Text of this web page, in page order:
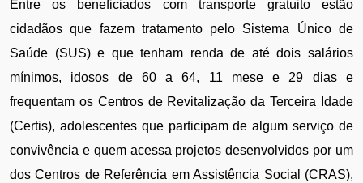
Entre os beneficiados com transporte gratuito estão
cidadãos que fazem tratamento pelo Sistema Único de
Saúde (SUS) e que tenham renda de até dois salários
mínimos, idosos de 60 a 64, 11 mese e 29 dias e
frequentam os Centros de Revitalização da Terceira Idade
(Certis), adolescentes que participam de algum serviço de
convivência e quem acessa projetos desenvolvidos por um
dos Centros de Referência em Assistência Social (CRAS),